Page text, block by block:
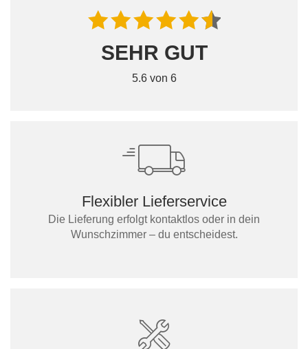
SEHR GUT
5.6 von 6
Flexibler Lieferservice
Die Lieferung erfolgt kontaktlos oder in dein
Wunschzimmer – du entscheidest.